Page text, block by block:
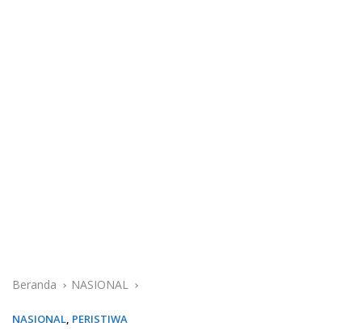
Beranda NASIONAL
NASIONAL, PERISTIWA